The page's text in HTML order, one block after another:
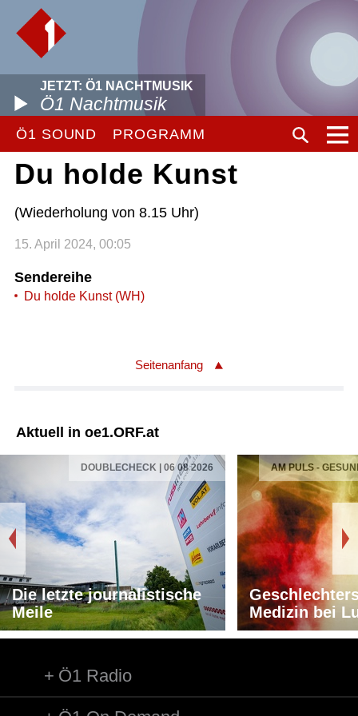
JETZT: Ö1 NACHTMUSIK
Ö1 Nachtmusik
Ö1 SOUND PROGRAMM
Du holde Kunst
(Wiederholung von 8.15 Uhr)
15. April 2024, 00:05
Sendereihe
Du holde Kunst (WH)
Seitenanfang
Aktuell in oe1.ORF.at
DOUBLECHECK | 06 08 2026
Die letzte journalistische
Meile
AM PULS -
Medizin bei
Ö1 Radio